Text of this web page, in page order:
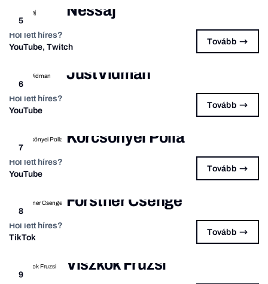
5
Nessaj
Hol lett híres?
YouTube, Twitch
Tovább
6
JustVidman
Hol lett híres?
YouTube
Tovább
7
Körcsönyei Polla
Hol lett híres?
YouTube
Tovább
8
Forstner Csenge
Hol lett híres?
TikTok
Tovább
9
Viszkok Fruzsi